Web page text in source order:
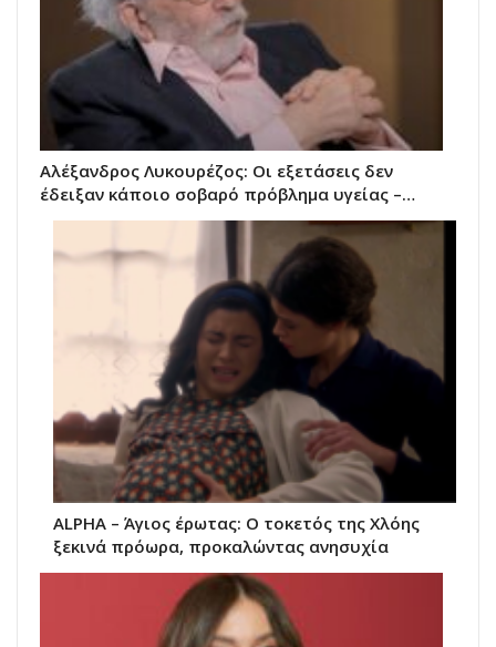
Αλέξανδρος Λυκουρέζος: Οι εξετάσεις δεν
έδειξαν κάποιο σοβαρό πρόβλημα υγείας –…
ALPHA – Άγιος έρωτας: Ο τοκετός της Χλόης
ξεκινά πρόωρα, προκαλώντας ανησυχία